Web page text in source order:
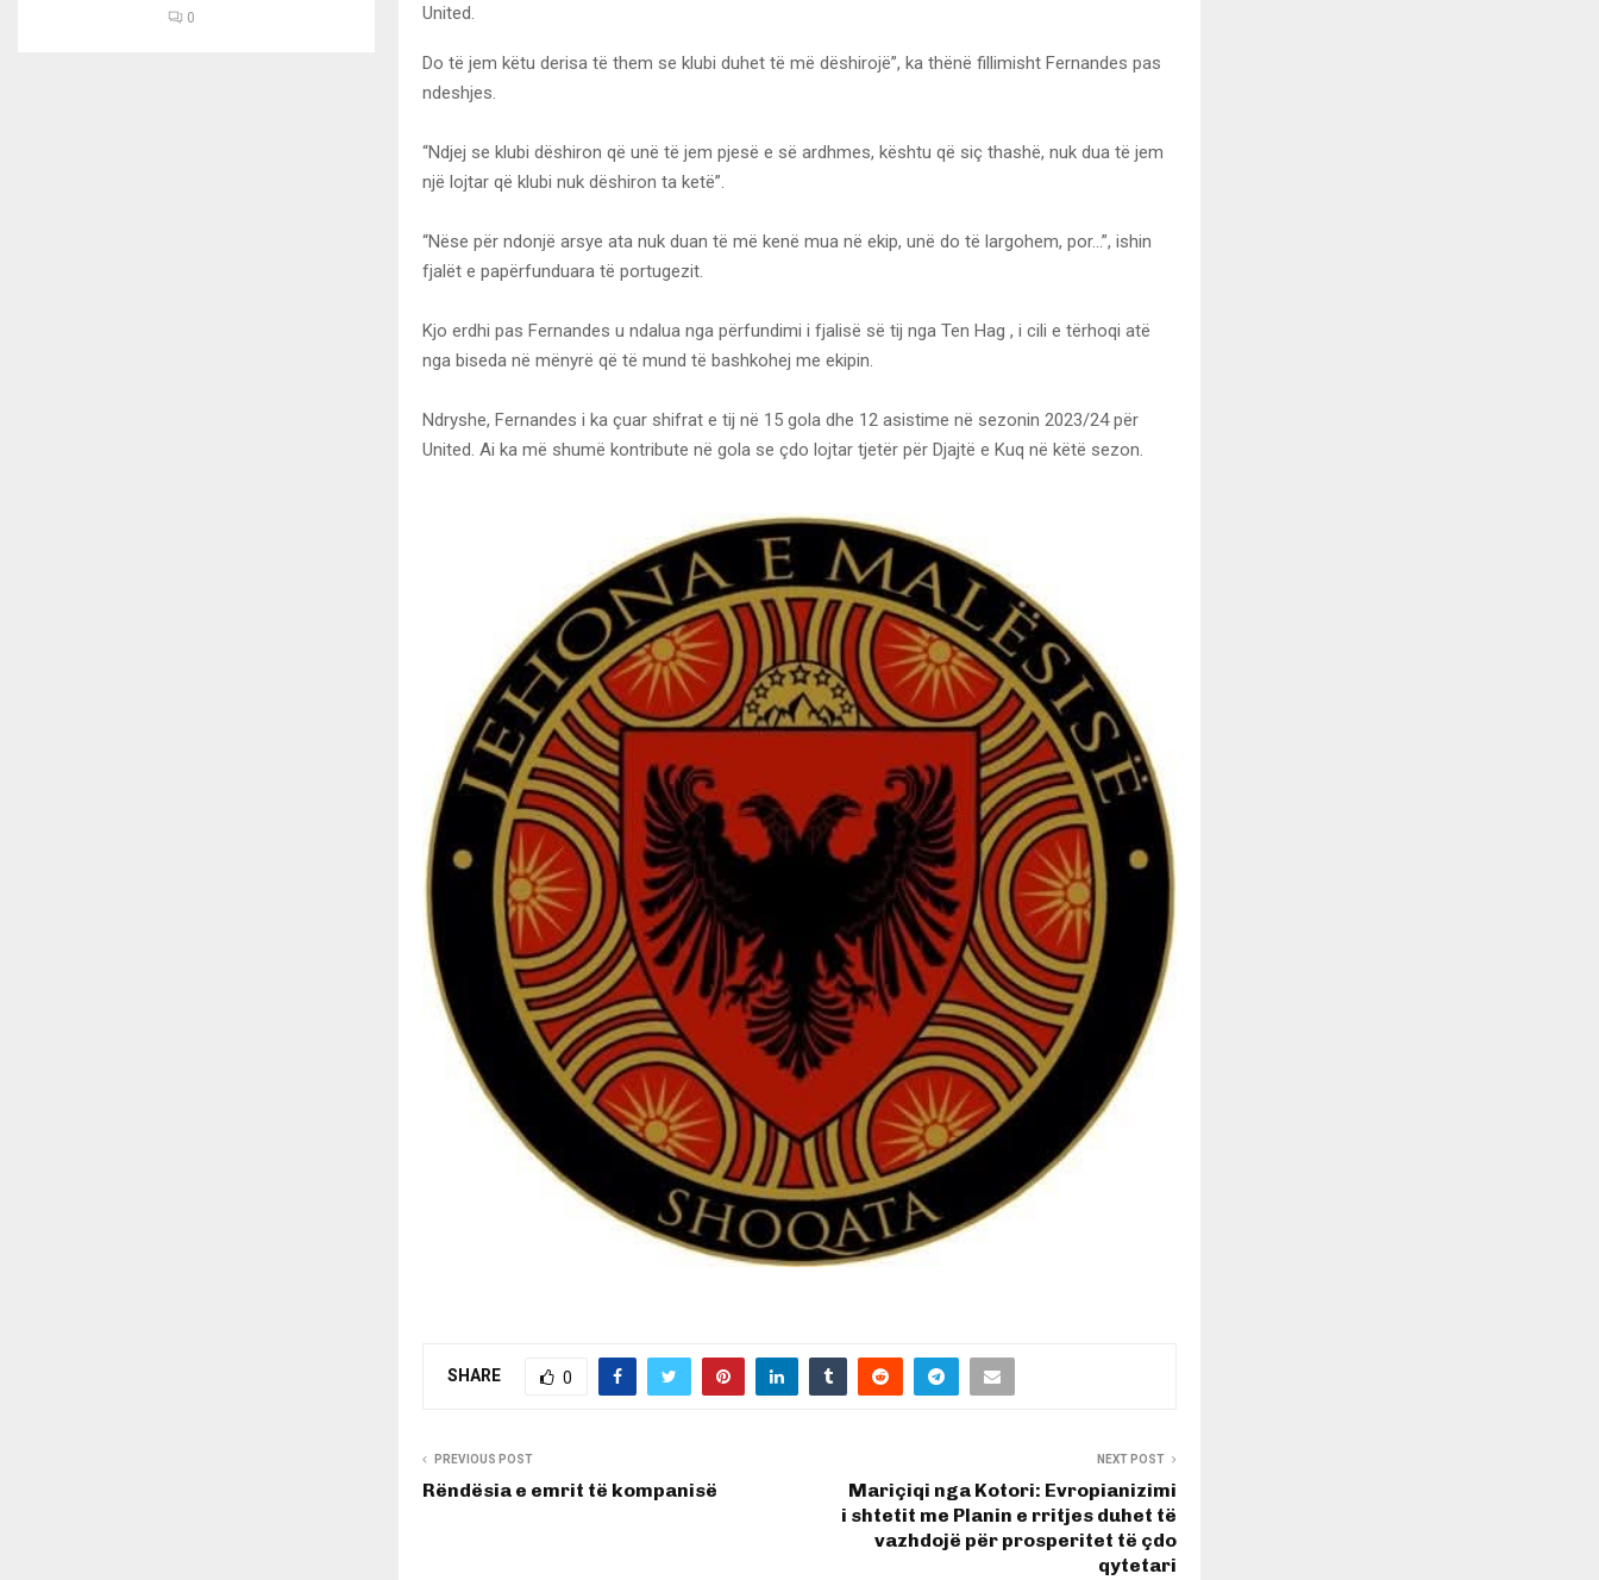
United.
Do të jem këtu derisa të them se klubi duhet të më dëshirojë”, ka thënë fillimisht Fernandes pas
ndeshjes.
“Ndjej se klubi dëshiron që unë të jem pjesë e së ardhmes, kështu që siç thashë, nuk dua të jem
një lojtar që klubi nuk dëshiron ta ketë”.
“Nëse për ndonjë arsye ata nuk duan të më kenë mua në ekip, unë do të largohem, por…”, ishin
fjalët e papërfunduara të portugezit.
Kjo erdhi pas Fernandes u ndalua nga përfundimi i fjalisë së tij nga Ten Hag , i cili e tërhoqi atë
nga biseda në mënyrë që të mund të bashkohej me ekipin.
Ndryshe, Fernandes i ka çuar shifrat e tij në 15 gola dhe 12 asistime në sezonin 2023/24 për
United. Ai ka më shumë kontribute në gola se çdo lojtar tjetër për Djajtë e Kuq në këtë sezon.
SHARE 0
PREVIOUS POST
Rëndësia e emrit të kompanisë
NEXT POST
Mariçiqi nga Kotori: Evropianizimi
i shtetit me Planin e rritjes duhet të
vazhdojë për prosperitet të çdo
qytetari
0